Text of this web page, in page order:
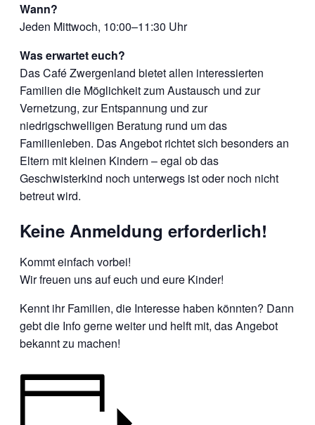
Wann?
Jeden Mittwoch, 10:00–11:30 Uhr
Was erwartet euch?
Das Café Zwergenland bietet allen interessierten
Familien die Möglichkeit zum Austausch und zur
Vernetzung, zur Entspannung und zur
niedrigschwelligen Beratung rund um das
Familienleben. Das Angebot richtet sich besonders an
Eltern mit kleinen Kindern – egal ob das
Geschwisterkind noch unterwegs ist oder noch nicht
betreut wird.
Keine Anmeldung erforderlich!
Kommt einfach vorbei!
Wir freuen uns auf euch und eure Kinder!
Kennt ihr Familien, die Interesse haben könnten? Dann
gebt die Info gerne weiter und helft mit, das Angebot
bekannt zu machen!